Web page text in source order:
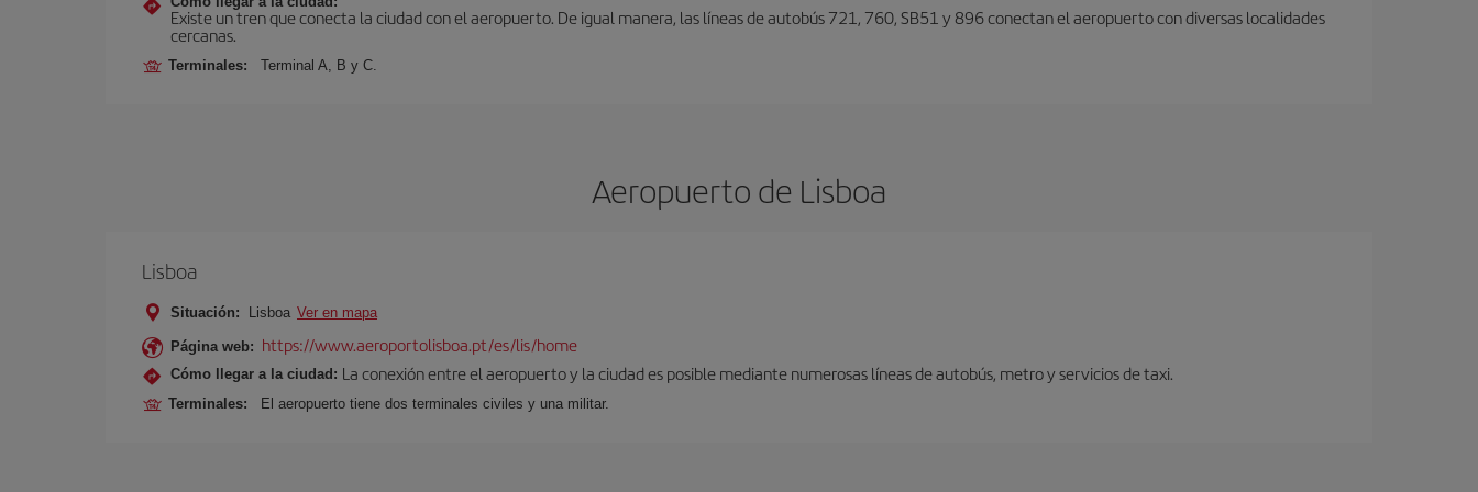
Existe un tren que conecta la ciudad con el aeropuerto. De igual manera, las líneas de autobús 721, 760, SB51 y 896 conectan el aeropuerto con diversas localidades
cercanas.
Terminales: Terminal A, B y C.
Aeropuerto de Lisboa
Lisboa
Situación: Lisboa Ver en mapa
Página web: https://www.aeroportolisboa.pt/es/lis/home
Cómo llegar a la ciudad: La conexión entre el aeropuerto y la ciudad es posible mediante numerosas líneas de autobús, metro y servicios de taxi.
Terminales: El aeropuerto tiene dos terminales civiles y una militar.